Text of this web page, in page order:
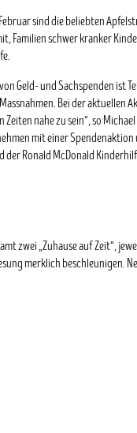
Februar sind die beliebten
Familien schwer kranker
Geld- und Sachspenden ist
Bei der aktuellen
nahe zu sein“, so
mit einer
Ronald McDonald
„Zuhause auf Zeit“,
merklich beschleunigen.